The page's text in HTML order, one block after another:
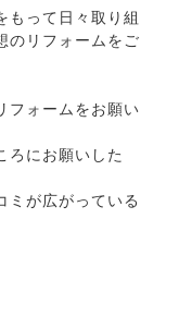
もって日々取り組
のリフォームをご
フォームをお願い
ろにお願いした
ミが広がっている